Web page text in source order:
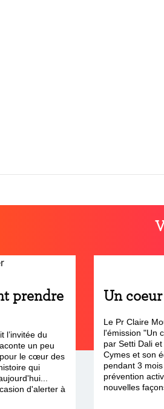
prendre
l’invitée du
un peu
le cœur des
qui
d'alerter à
Un
Le Pr Claire
l'émission "Un
par Setti Dali
Cymes et son
pendant 3
prévention
nouvelles